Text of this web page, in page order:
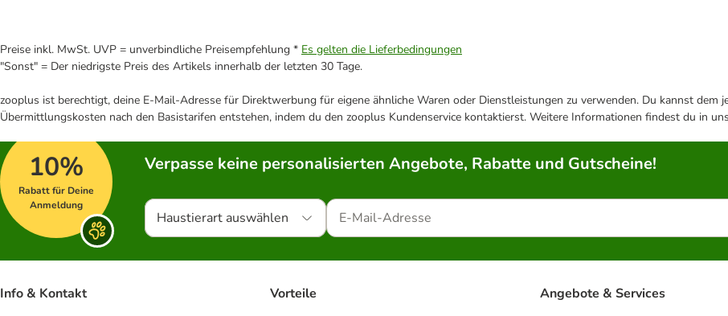
Preise inkl. MwSt. UVP = unverbindliche Preisempfehlung * Es gelten die Lieferbedingungen
"Sonst" = Der niedrigste Preis des Artikels innerhalb der letzten 30 Tage.
zooplus ist berechtigt, deine E-Mail-Adresse für Direktwerbung für eigene ähnliche Waren oder Dienstleistungen zu verwenden. Du kannst dem
Übermittlungskosten nach den Basistarifen entstehen, indem du den zooplus Kundenservice kontaktierst. Weitere Informationen findest du in
10%
Rabatt für Deine
Anmeldung
Verpasse keine personalisierten Angebote, Rabatte und Gutscheine!
Haustierart auswählen
Info & Kontakt Vorteile Angebote & Services